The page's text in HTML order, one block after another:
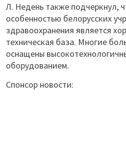
Л. Недень также подчеркнул,
особенностью белорусских
здравоохранения является
техническая база. Многие
оснащены
оборудованием.
Спонсор новости: